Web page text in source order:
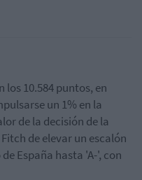
los 10.584 puntos, en
un 1% en la
de la decisión de la
de elevar un escalón
España hasta 'A-', con